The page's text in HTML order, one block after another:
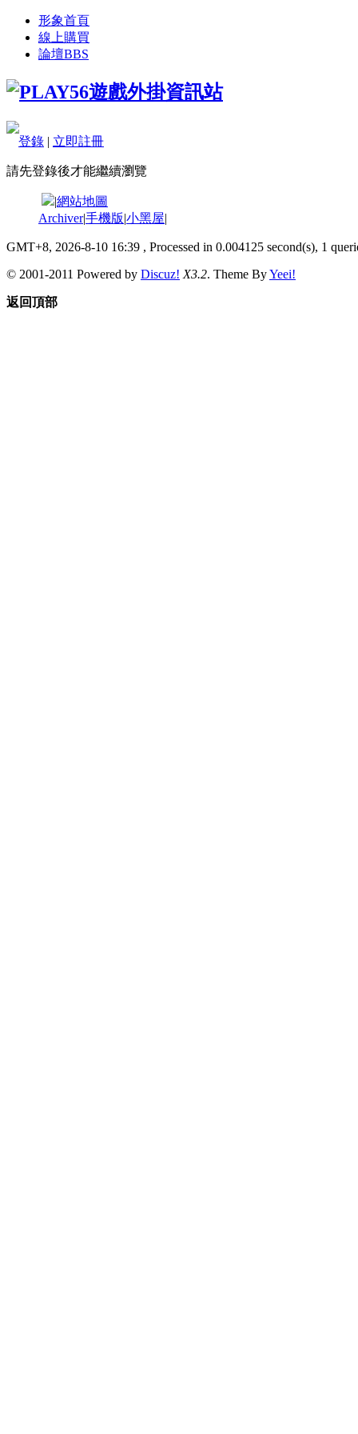
形象首頁
線上購買
論壇BBS
登錄 | 立即註冊
請先登錄後才能繼續瀏覽
|網站地圖
Archiver|手機版|小黑屋|
GMT+8, 2026-8-10 16:39 , Processed in 0.004125 second(s), 1
© 2001-2011 Powered by Discuz! X3.2. Theme ByYeei!
返回頂部